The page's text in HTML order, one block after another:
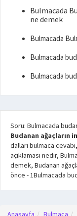
Bulmacada
ne demek
Bulmacada
Bulmacada
Bulmacada
Soru: Bulmacada
Budanan ağaçların
dalları bulmaca
açıklaması nedir,
demek, Budanan
önce -1Bulmacada
Anasayfa Bulmaca